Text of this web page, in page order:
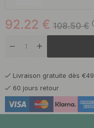
Chrome poli
108.50€
92.22 €
Livraison gratuite dès €49
60 jours retour